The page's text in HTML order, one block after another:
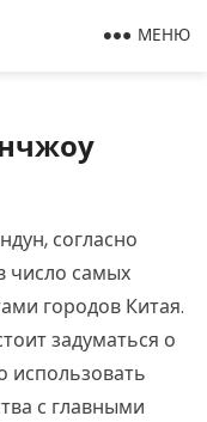
МЕНЮ
согласно
число самых
городов Китая.
задуматься о
использовать
с главными